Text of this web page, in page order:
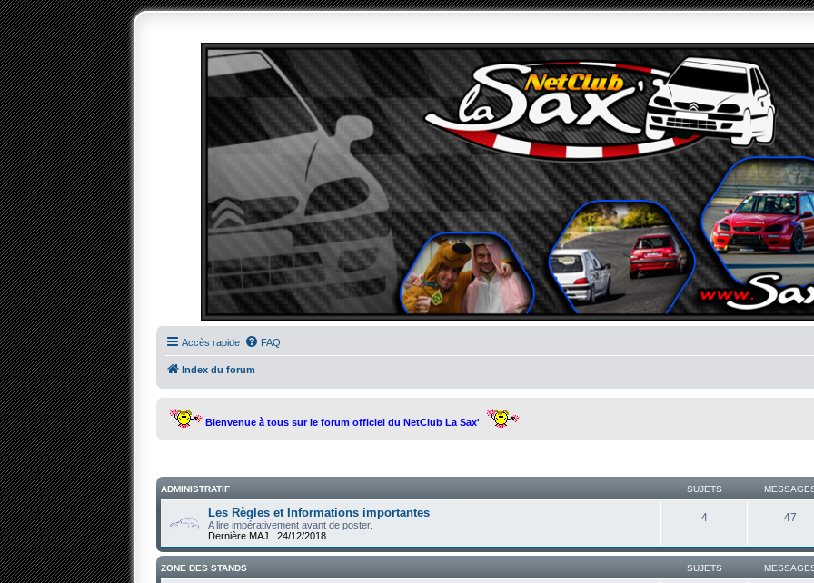
Accès rapide FAQ
Index du forum
Bienvenue à tous sur le forum officiel du NetClub La Sax'
ADMINISTRATIF SUJETS
Les Règles et Informations importantes
A lire impérativement avant de poster.
Dernière MAJ : 24/12/2018
4 47
ZONE DES STANDS SUJETS